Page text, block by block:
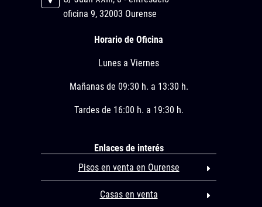
oficina 9, 32003 Ourense
Horario de Oficina
Lunes a Viernes
Mañanas de 09:30 h. a 13:30 h.
Tardes de 16:00 h. a 19:30 h.
Enlaces de interés
Pisos en venta en Ourense
Casas en venta